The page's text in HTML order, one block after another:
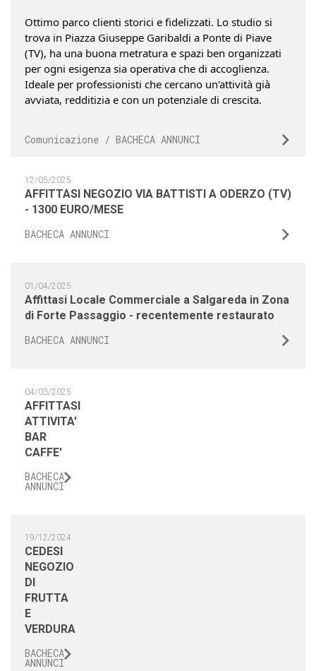
Ottimo parco clienti storici e fidelizzati. Lo studio si
trova in Piazza Giuseppe Garibaldi a Ponte di Piave
(TV), ha una buona metratura e spazi ben organizzati
per ogni esigenza sia operativa che di accoglienza.
Ideale per professionisti che cercano un'attività già
avviata, redditizia e con un potenziale di crescita.
Comunicazione / BACHECA ANNUNCI
12/05/2025
AFFITTASI NEGOZIO VIA BATTISTI A ODERZO (TV)
- 1300 EURO/MESE
BACHECA ANNUNCI
01/04/2025
Affittasi Locale Commerciale a Salgareda in Zona
di Forte Passaggio - recentemente restaurato
BACHECA ANNUNCI
04/03/2025
AFFITTASI
ATTIVITA'
BAR
CAFFE'
BACHECA
ANNUNCI
19/12/2024
CEDESI
NEGOZIO
DI
FRUTTA
E
VERDURA
BACHECA
ANNUNCI